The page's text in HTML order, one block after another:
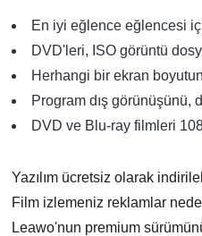
En iyi eğlence eğlencesi
DVD'leri, ISO görüntü
Herhangi bir ekran
Program dış görünüşünü,
DVD ve Blu-ray filmleri
Yazılım ücretsiz olarak
Film izlemeniz reklamlar
Leawo'nun premium